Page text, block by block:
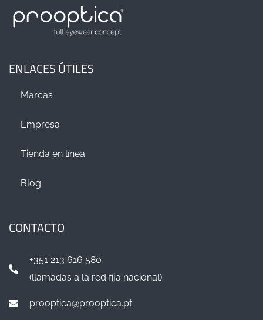
ENLACES ÚTILES
Marcas
Empresa
Tienda en línea
Blog
CONTACTO
+351 213 616 580
(llamadas a la red fija nacional)
prooptica@prooptica.pt